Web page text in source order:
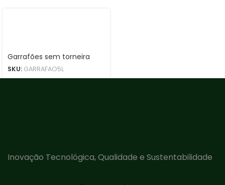
Garrafões sem torneira
SKU: GARRAFAO5L
Inovação Tecnológica, Qualidade e Sustentabilidade